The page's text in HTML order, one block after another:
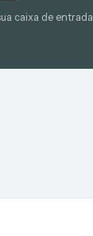
caixa de entrada.